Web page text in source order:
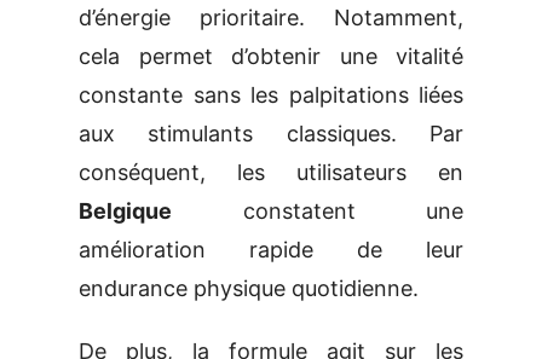
d’énergie prioritaire. Notamment,
cela permet d’obtenir une vitalité
constante sans les palpitations liées
aux stimulants classiques. Par
conséquent, les utilisateurs en
Belgique constatent une
amélioration rapide de leur
endurance physique quotidienne.
De plus, la formule agit sur les